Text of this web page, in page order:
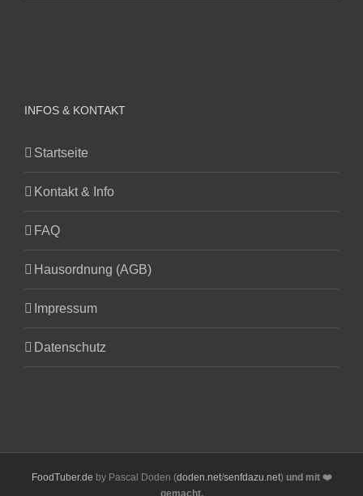
INFOS & KONTAKT
Startseite
Kontakt & Info
FAQ
Hausordnung (AGB)
Impressum
Datenschutz
FoodTuber.de by Pascal Doden (doden.net/senfdazu.net) und mit ❤️
gemacht.